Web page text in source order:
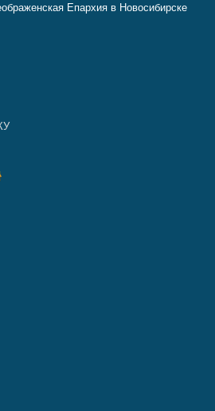
Епархия в Новосибирске